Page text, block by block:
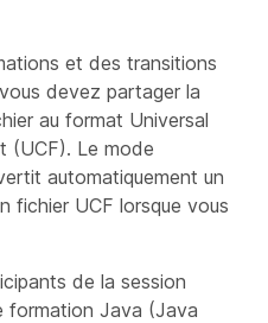
et des transitions
devez partager la
au format Universal
(UCF). Le mode
automatiquement un
fichier UCF lorsque vous
de la session
formation Java (Java